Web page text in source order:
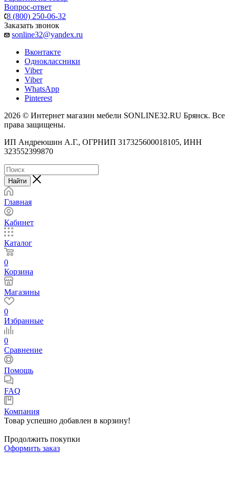
Вопрос-ответ
8 (800) 250-06-32
Заказать звонок
sonline32@yandex.ru
Вконтакте
Одноклассники
Viber
Viber
WhatsApp
Pinterest
2026 © Интернет магазин мебели SONLINE32.RU Брянск. Все
права защищены.
ИП Андреюшин А.Г., ОГРНИП 317325600018105, ИНН
323552399870
Найти
Главная
Кабинет
Каталог
0
Корзина
Магазины
0
Избранные
0
Сравнение
Помощь
FAQ
Компания
Товар успешно добавлен в корзину!
Продолжить покупки
Оформить заказ